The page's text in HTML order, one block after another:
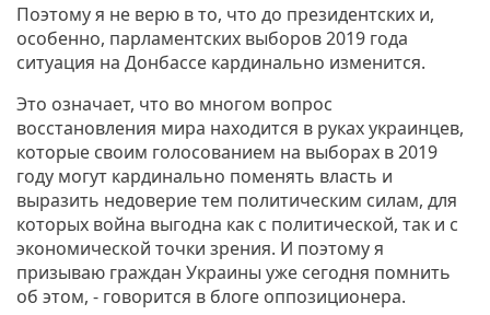
Поэтому я не верю в то, что до президентских и,
особенно, парламентских выборов 2019 года
ситуация на Донбассе кардинально изменится.
Это означает, что во многом вопрос
восстановления мира находится в руках украинцев,
которые своим голосованием на выборах в 2019
году могут кардинально поменять власть и
выразить недоверие тем политическим силам, для
которых война выгодна как с политической, так и с
экономической точки зрения. И поэтому я
призываю граждан Украины уже сегодня помнить
об этом, - говорится в блоге оппозиционера.